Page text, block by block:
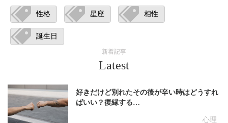
性格 星座 相性
誕生日
新着記事
Latest
心理
好きだけど別れたその後が辛い時はどうすれ
ばいい？復縁する…